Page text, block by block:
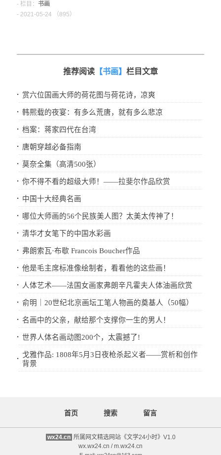
- 栏目： 书画
- 2021-05-24 （895）
推荐阅读 【书画】 栏目文章
· 赏六位国画大师的荷花图与荷花诗，凉爽
· 韩熙载的夜宴：有多么荒唐，就有多么悲凉
· 档案：蒋家四代在台湾
· 唐朝穿越必备指南
· 莫奈全集（高清500张）
· 你不得不看的超级大师！——拉斐尔作品欣赏
· 中国十大经典名画
· 哪位大师画的56个民族美人图？太美太传神了！
· 清华才女笔下的中国水彩画
· 弗朗索瓦·布歇 Francois Boucher作品
· 他是毛主席标准像绘制者，看看他的这些画！
· 人体艺术——法国女画家弗朗辛凡霍夫人体油画欣赏
· 俞明｜20世纪北京画坛工笔人物画的奠基人（50幅）
· 名画中的父亲，献给那个支撑你一生的男人！
· 世界人体名画动图200个，太震撼了!
· 戈雅作品: 1808年5月3日夜枪杀起义者——赏析和创作
背景
首页 搜索 留言
wx24.cn 所属网文精选网站《文学24小时》V1.0
wx.wx24.cn / m.wx24.cn